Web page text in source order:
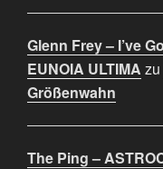
Glenn Frey – I’ve
EUNOIA ULTIMA zu
Größenwahn
The Ping –